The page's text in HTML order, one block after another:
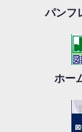
パンフ
ホー